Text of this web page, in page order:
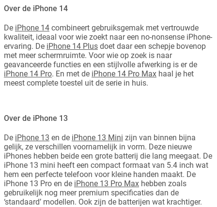
Over de iPhone 14
De iPhone 14 combineert gebruiksgemak met vertrouwde
kwaliteit, ideaal voor wie zoekt naar een no-nonsense iPhone-
ervaring. De iPhone 14 Plus doet daar een schepje bovenop
met meer schermruimte. Voor wie op zoek is naar
geavanceerde functies en een stijlvolle afwerking is er de
iPhone 14 Pro. En met de iPhone 14 Pro Max haal je het
meest complete toestel uit de serie in huis.
Over de iPhone 13
De iPhone 13 en de iPhone 13 Mini zijn van binnen bijna
gelijk, ze verschillen voornamelijk in vorm. Deze nieuwe
iPhones hebben beide een grote batterij die lang meegaat. De
iPhone 13 mini heeft een compact formaat van 5.4 inch wat
hem een perfecte telefoon voor kleine handen maakt. De
iPhone 13 Pro en de iPhone 13 Pro Max hebben zoals
gebruikelijk nog meer premium specificaties dan de
‘standaard’ modellen. Ook zijn de batterijen wat krachtiger.